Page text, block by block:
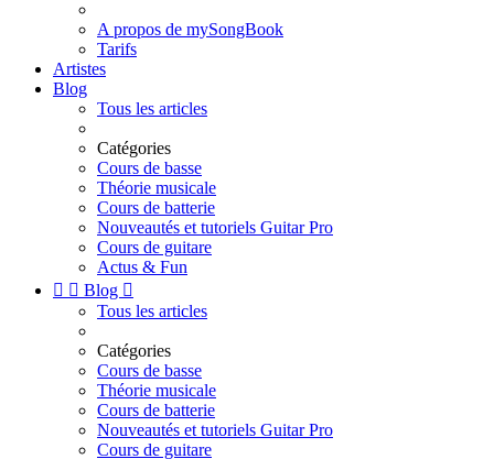
A propos de mySongBook
Tarifs
Artistes
Blog
Tous les articles
Catégories
Cours de basse
Théorie musicale
Cours de batterie
Nouveautés et tutoriels Guitar Pro
Cours de guitare
Actus & Fun
  Blog 
Tous les articles
Catégories
Cours de basse
Théorie musicale
Cours de batterie
Nouveautés et tutoriels Guitar Pro
Cours de guitare